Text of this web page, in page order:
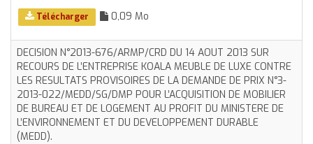
Télécharger 0,09 Mo
DECISION N°2013-676/ARMP/CRD DU 14 AOUT 2013 SUR
RECOURS DE L’ENTREPRISE KOALA MEUBLE DE LUXE CONTRE
LES RESULTATS PROVISOIRES DE LA DEMANDE DE PRIX N°3-
2013-022/MEDD/SG/DMP POUR L’ACQUISITION DE MOBILIER
DE BUREAU ET DE LOGEMENT AU PROFIT DU MINISTERE DE
L’ENVIRONNEMENT ET DU DEVELOPPEMENT DURABLE
(MEDD).